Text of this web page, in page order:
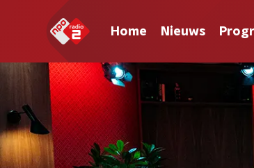
Home Nieuws